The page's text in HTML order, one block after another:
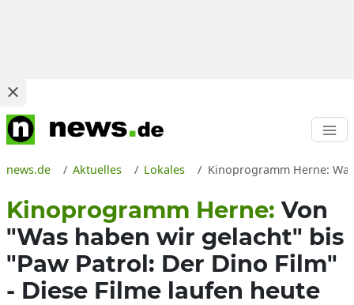
news.de Aktuelles Lokales Kinoprogramm Herne:
Kinoprogramm Herne: Von
"Was haben wir gelacht" bis
"Paw Patrol: Der Dino Film"
- Diese Filme laufen heute